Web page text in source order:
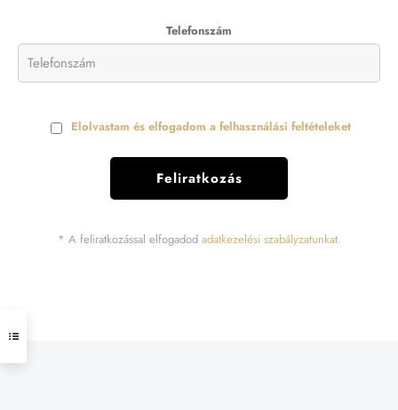
Telefonszám
Elolvastam és elfogadom a felhasználási feltételeket
* A feliratkozással elfogadod adatkezelési szabályzatunkat.